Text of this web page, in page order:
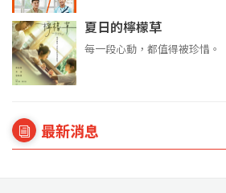
夏日的檸檬草
每一段心動，都值得被珍惜。
最新消息